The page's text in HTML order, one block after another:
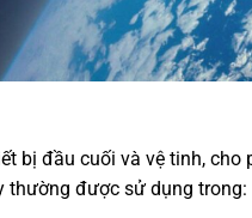
bị đầu cuối và vệ tinh, cho
thường được sử dụng trong: